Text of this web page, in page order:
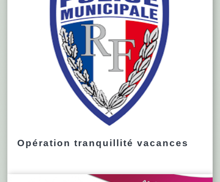
Opération tranquillité vacances